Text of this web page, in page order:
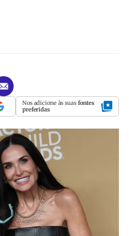
Nos adicione às suas fontes
preferidas